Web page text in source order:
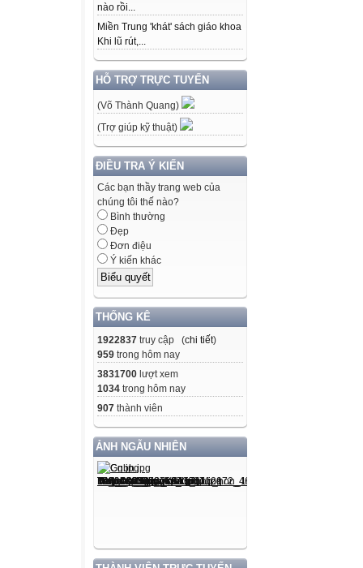
nào rồi...
Miền Trung 'khát' sách giáo khoa
Khi lũ rút,...
HỖ TRỢ TRỰC TUYẾN
(Võ Thành Quang)
(Trợ giúp kỹ thuật)
ĐIỀU TRA Ý KIẾN
Các bạn thầy trang web của
chúng tôi thế nào?
Bình thường
Đẹp
Đơn điệu
Ý kiến khác
THỐNG KÊ
1922837 truy cập (chi tiết)
959 trong hôm nay
3831700 lượt xem
1034 trong hôm nay
907 thành viên
ẢNH NGẪU NHIÊN